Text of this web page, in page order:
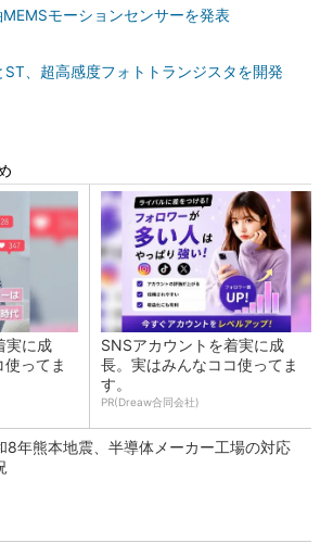
モーションセンサーを発表
ST、超高感度フォトトランジスタを開発
実に成
ってま
SNSアカウントを着実に成
長。実はみんなココ使ってま
す。
PR(Dreaw合同会社)
8年熊本地震、半導体メーカー工場の対応